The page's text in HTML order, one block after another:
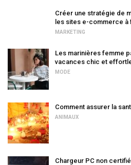
Créer une stratégie de
les sites e-commerce
MARKETING
Les marinières femme
vacances chic et
MODE
Comment assurer la
ANIMAUX
Chargeur PC non